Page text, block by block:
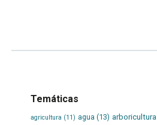
Temáticas
agricultura (11) agua (13)